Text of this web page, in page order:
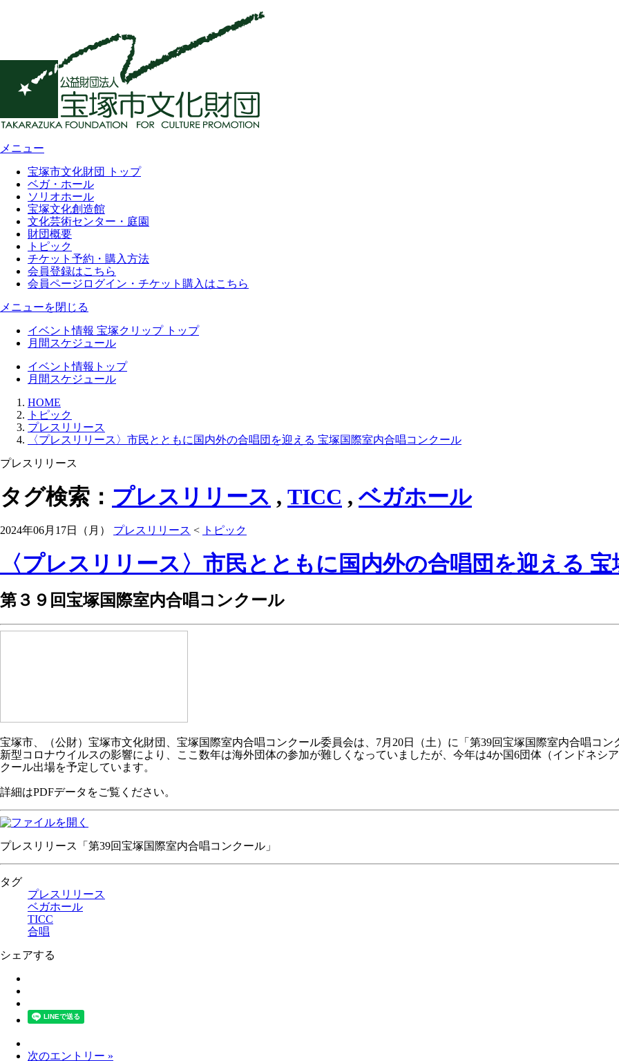
メニュー
宝塚市文化財団 トップ
ベガ・ホール
ソリオホール
宝塚文化創造館
文化芸術センター・庭園
財団概要
トピック
チケット予約・購入方法
会員登録はこちら
会員ページログイン・チケット購入はこちら
メニューを閉じる
イベント情報 宝塚クリップ トップ
月間スケジュール
イベント情報トップ
月間スケジュール
HOME
トピック
プレスリリース
〈プレスリリース〉市民とともに国内外の合唱団を迎える 宝塚国際室内合唱コンクール
プレスリリース
タグ検索： プレスリリース , TICC , ベガホール
2024年06月17日（月） プレスリリース < トピック
〈プレスリリース〉市民とともに国内外の合唱団を迎える
第３９回宝塚国際室内合唱コンクール
宝塚市、（公財）宝塚市文化財団、宝塚国際室内合唱コンクール委員会は、7月20日（土）に「第39回宝塚国際室内合唱コン
新型コロナウイルスの影響により、ここ数年は海外団体の参加が難しくなっていましたが、今年は4か国6団体（インドネシ
クール出場を予定しています。
詳細はPDFデータをご覧ください。
プレスリリース「第39回宝塚国際室内合唱コンクール」
タグ
プレスリリース
ベガホール
TICC
合唱
シェアする
次のエントリー »